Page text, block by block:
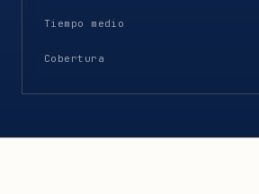
Tiempo medio
Cobertura